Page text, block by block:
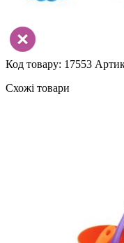
Код товару: 17553
Схожі товари